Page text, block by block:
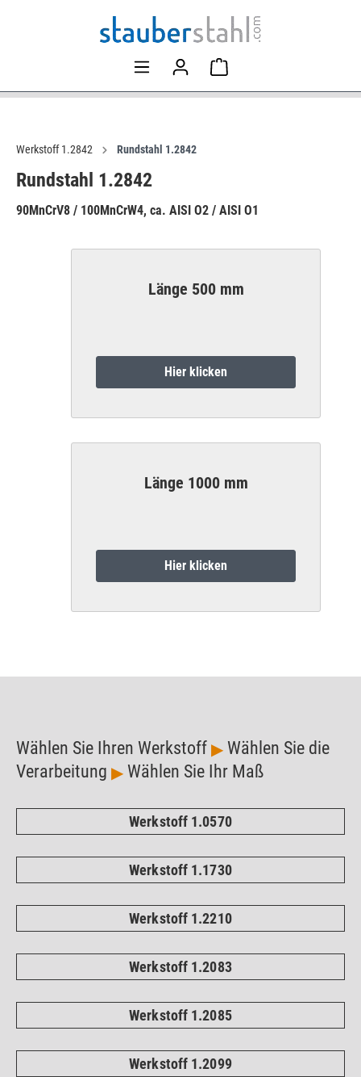
Wählen Sie Ihren Werkstoff ▶ Wählen Sie die
Verarbeitung ▶ Wählen Sie Ihr Maß
Werkstoff 1.0570
Werkstoff 1.1730
Werkstoff 1.2210
Werkstoff 1.2083
Werkstoff 1.2085
Werkstoff 1.2099
Werkstoff 1.2842 Rundstahl 1.2842
Rundstahl 1.2842
90MnCrV8 / 100MnCrW4, ca. AISI O2 / AISI O1
Länge 500 mm
Hier klicken
Länge 1000 mm
Hier klicken